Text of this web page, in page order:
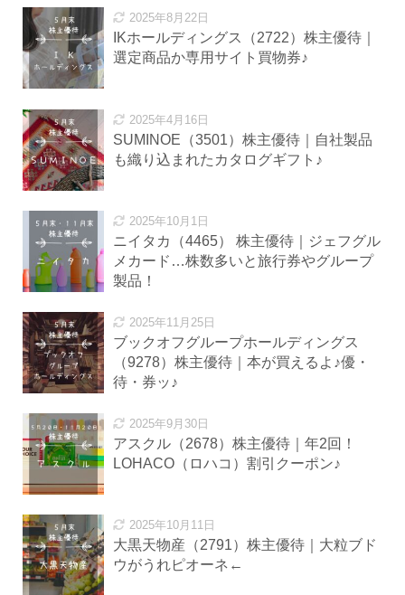
2025年8月22日
IKホールディングス（2722）株主優待｜
選定商品か専用サイト買物券♪
2025年4月16日
SUMINOE（3501）株主優待｜自社製品
も織り込まれたカタログギフト♪
2025年10月1日
ニイタカ（4465） 株主優待｜ジェフグル
メカード…株数多いと旅行券やグループ
製品！
2025年11月25日
ブックオフグループホールディングス
（9278）株主優待｜本が買えるよ♪優・
待・券ッ♪
2025年9月30日
アスクル（2678）株主優待｜年2回！
LOHACO（ロハコ）割引クーポン♪
2025年10月11日
大黒天物産（2791）株主優待｜大粒ブド
ウがうれピオーネ←